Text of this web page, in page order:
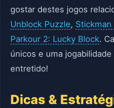
gostar destes jogos
Unblock Puzzle, Stickman
Parkour 2: Lucky Block.
únicos e uma
entretido!
Dicas &